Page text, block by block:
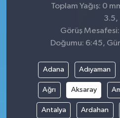
Toplam Yağış: 0
3.5,
Görüş
Doğumu: 6:45,
Adana Adıyaman
Ağrı Aksaray
Antalya Ardahan